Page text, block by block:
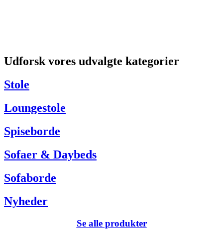
Har du brug for hjælp så kontakt venligst kundeservice via:
Tel +45 63 13 26 72
Udforsk vores udvalgte kategorier
Stole
Loungestole
Spiseborde
Sofaer & Daybeds
Sofaborde
Nyheder
Se alle produkter